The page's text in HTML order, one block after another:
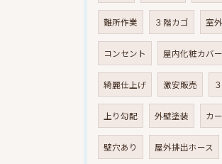
難所作業 ３階カゴ 室
コンセント 屋内化粧カバ
綺麗仕上げ 激安販売
上り勾配 外壁塗装 カ
壁穴あり 屋外排出ホース